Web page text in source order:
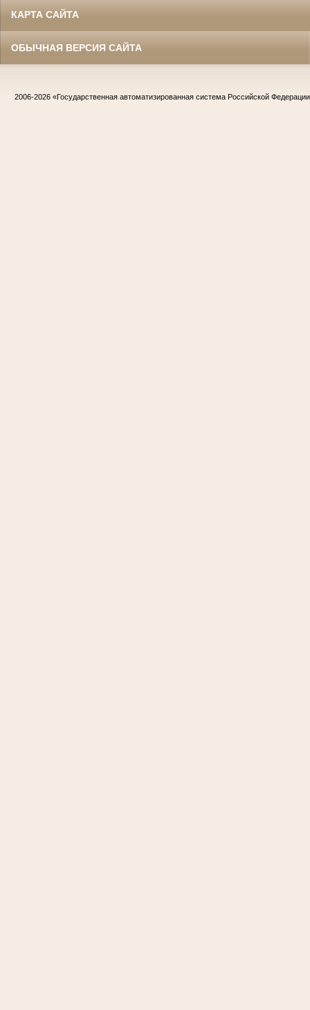
КАРТА САЙТА
ОБЫЧНАЯ ВЕРСИЯ САЙТА
2006-2026 «Государственная автоматизированная система Российской